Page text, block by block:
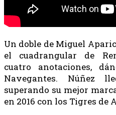
Un doble de Miguel
el cuadrangular de
cuatro anotaciones,
Navegantes. Núñez
superando su mejor
en 2016 con los Tigres de